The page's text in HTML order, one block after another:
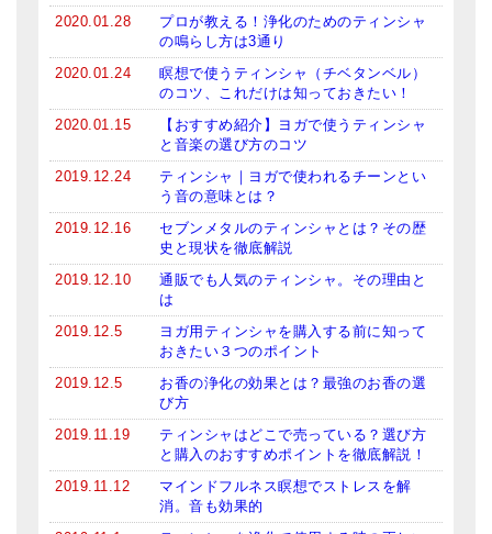
LINEお友だち登録
お客様の声
2020.01.28
プロが教える！浄化のためのティンシャ
の鳴らし方は3通り
2020.01.24
瞑想で使うティンシャ（チベタンベル）
のコツ、これだけは知っておきたい！
2020.01.15
【おすすめ紹介】ヨガで使うティンシャ
と音楽の選び方のコツ
2019.12.24
ティンシャ｜ヨガで使われるチーンとい
う音の意味とは？
2019.12.16
セブンメタルのティンシャとは？その歴
史と現状を徹底解説
2019.12.10
通販でも人気のティンシャ。その理由と
は
2019.12.5
ヨガ用ティンシャを購入する前に知って
おきたい３つのポイント
2019.12.5
お香の浄化の効果とは？最強のお香の選
び方
2019.11.19
ティンシャはどこで売っている？選び方
と購入のおすすめポイントを徹底解説！
2019.11.12
マインドフルネス瞑想でストレスを解
消。音も効果的